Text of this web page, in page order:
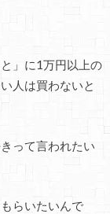
」に1万円以上の
人は買わないと
って言われたい
らいたいんで